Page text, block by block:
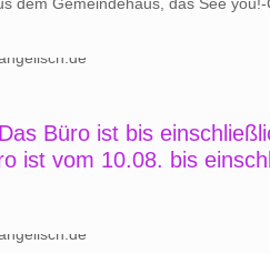
dem Gemeindehaus, das See you!-
Büro ist bis
ist vom 10.08. bis